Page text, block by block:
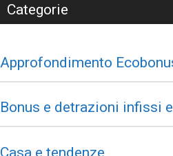
Categorie
Approfondimento
Bonus e detrazioni infissi
Casa e tendenze